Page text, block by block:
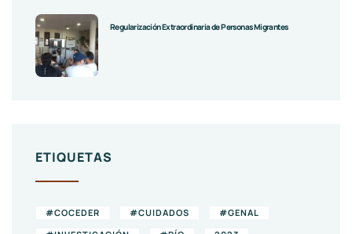
Regularización Extraordinaria de Personas Migrantes
ETIQUETAS
#COCEDER #CUIDADOS
#GENAL